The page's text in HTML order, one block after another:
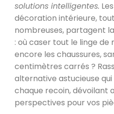
solutions intelligentes.
décoration intérieure,
nombreuses, partagent
: où caser tout le linge de
encore les chaussures,
centimètres carrés ?
alternative astucieuse
chaque recoin, dévoilant
perspectives pour vos